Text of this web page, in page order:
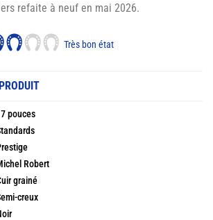
refaite à neuf en mai 2026.
Très bon état
pouces
Robert
grainé
creux